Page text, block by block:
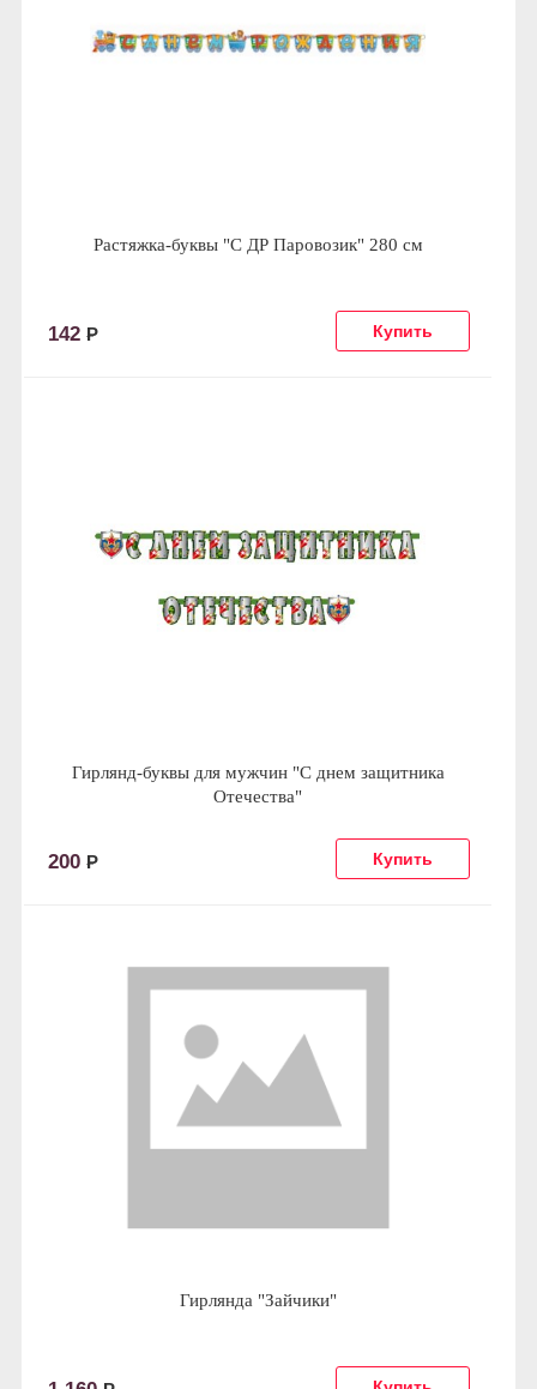
Растяжка-буквы "С ДР Паровозик" 280 см
142 Р
Гирлянд-буквы для мужчин "С днем защитника
Отечества"
200 Р
Гирлянда "Зайчики"